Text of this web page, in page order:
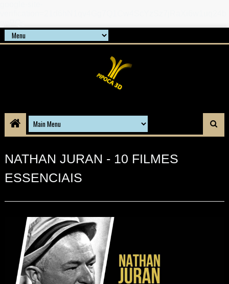
NATHAN JURAN - 10 FILMES
ESSENCIAIS